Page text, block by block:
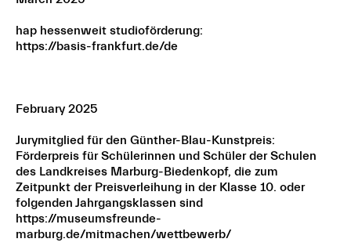
hap hessenweit studioförderung:
https://basis-frankfurt.de/de
February 2025
Jurymitglied für den Günther-Blau-Kunstpreis:
Förderpreis für Schülerinnen und Schüler der Schulen
des Landkreises Marburg-Biedenkopf, die zum
Zeitpunkt der Preisverleihung in der Klasse 10. oder
folgenden Jahrgangsklassen sind
https://museumsfreunde-
marburg.de/mitmachen/wettbewerb/